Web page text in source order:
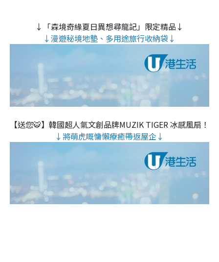
↓「森境奇緣夏日異想尋龍記」限定精品↓
↓漫遊秘境地墊、多用途旅行收納袋↓
【送您🐯】韓國超人氣文創品牌MUZIK TIGER 冰感風扇！
↓將萌虎嘅慵懶療癒帶返屋企↓